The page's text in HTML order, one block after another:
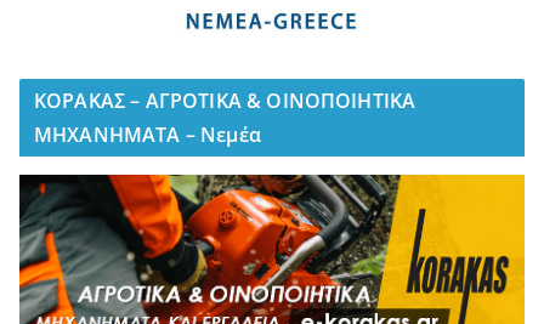
ΚΟΡΑΚΑΣ – ΑΓΡΟΤΙΚΑ & ΟΙΝΟΠΟΙΗΤΙΚΑ
ΜΗΧΑΝΗΜΑΤΑ – Νεμέα